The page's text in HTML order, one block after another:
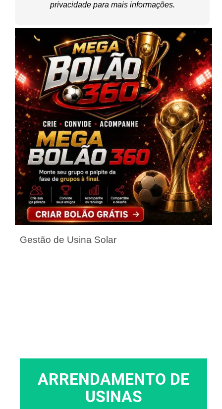
privacidadepara mais informações.
Gestão de Usina Solar
ARRENDAMENTO DE
USINAS